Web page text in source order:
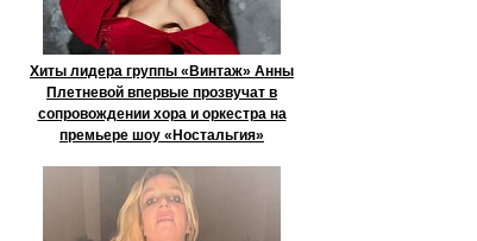
Хиты лидера группы «Винтаж» Анны
Плетневой впервые прозвучат в
сопровождении хора и оркестра на
премьере шоу «Ностальгия»